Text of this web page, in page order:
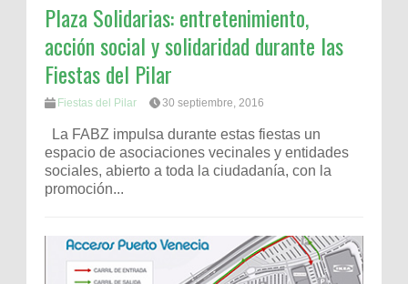
Plaza Solidarias: entretenimiento,
acción social y solidaridad durante las
Fiestas del Pilar
Fiestas del Pilar 30 septiembre, 2016
La FABZ impulsa durante estas fiestas un
espacio de asociaciones vecinales y entidades
sociales, abierto a toda la ciudadanía, con la
promoción...